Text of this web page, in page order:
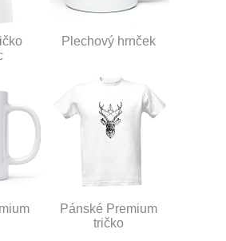
Plechový hrnček
Pánské Premium
tričko